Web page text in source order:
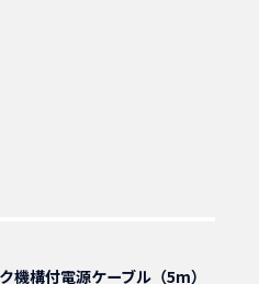
機構付電源ケーブル（5m）